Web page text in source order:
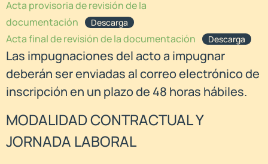
Acta provisoria de revisión de la
documentación
Descarga
Acta final de revisión de la documentación Descarga
Las impugnaciones del acto a impugnar
deberán ser enviadas al correo electrónico de
inscripción en un plazo de 48 horas hábiles.
MODALIDAD CONTRACTUAL Y
JORNADA LABORAL